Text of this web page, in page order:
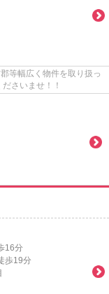
等幅広く物件を取り扱っ
さいませ！！
16分
歩19分